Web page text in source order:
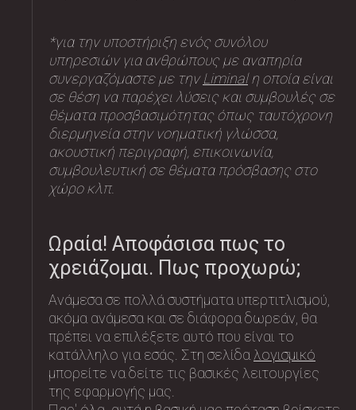
*για την υποστήριξη ενός συνόλου
υπηρεσιών για ανθρώπους με αναπηρία
συνεργαζόμαστε με τηνLiminalη οποία είναι
σε θέση να παρέχει λύσεις και συμβουλές σε
θέματα προσβασιμότητας όπως ταυτόχρονη
διερμηνεία στην νοηματική γλώσσα,
ακουστική περιγραφή, επικοινωνία,
συμβουλευτική σε θέματα πρόσβασης στο
χώρο κλπ.
Ωραία! Αποφάσισα πως το
χρειάζομαι. Πως προχωρώ;
Ανάμεσα σε πολλά συστήματα υπερτιτλισμού,
ακόμα ανάμεσα και σε διάφορα δωρεάν, θα
πρέπει να επιλέξετε αυτό που είναι το
κατάλληλο για εσάς. Στη σελίδα λογισμικό
μπορείτε να δείτε τις βασικές λειτουργίες
της εφαρμογής μας.